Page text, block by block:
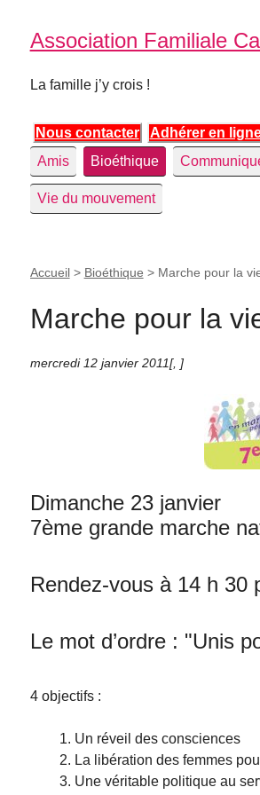
Association Familiale
La famille j’y crois !
Nous contacter
Adhérer en
Amis
Bioéthique
Vie du mouvement
Accueil> Bioéthique > Marche pour la
Marche pour la
mercredi 12 janvier 2011[, ]
Dimanche 23 janvier
7ème grande marche
Rendez-vous à 14 h 30
Le mot d’ordre : "Unis
4 objectifs :
Un réveil des consciences
La libération des femmes
Une véritable politique au